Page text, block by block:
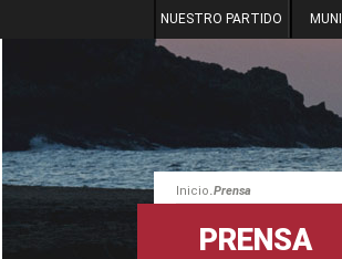
NUESTRO PARTIDO
Inicio.Prensa
PRENSA